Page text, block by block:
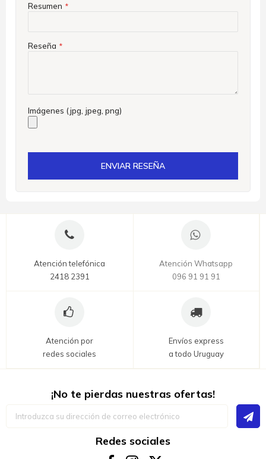
Resumen
Reseña
Imágenes (jpg, jpeg, png)
ENVIAR RESEÑA
Atención telefónica
2418 2391
Atención Whatsapp
096 91 91 91
Atención por
redes sociales
Envíos express
a todo Uruguay
¡No te pierdas nuestras ofertas!
Redes sociales